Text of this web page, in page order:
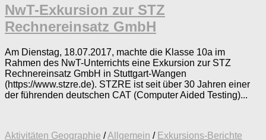
NwT-Exkursion zur STZ
Rechnereinsatz GmbH
Am Dienstag, 18.07.2017, machte die Klasse 10a im
Rahmen des NwT-Unterrichts eine Exkursion zur STZ
Rechnereinsatz GmbH in Stuttgart-Wangen
(https://www.stzre.de). STZRE ist seit über 30 Jahren einer
der führenden deutschen CAT (Computer Aided Testing)...
Aktivitäten Geographie /Allgemein / Exkursions-Berichte